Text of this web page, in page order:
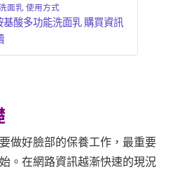
面乳 使用方式
酸多功能洗面乳 購買資訊
做好臉部的保養工作，最重要
。在網路資訊越漸快速的現況